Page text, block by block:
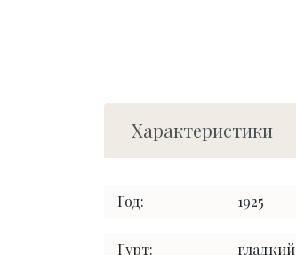
Характеристики
Год: 1925
Гурт: гладкий